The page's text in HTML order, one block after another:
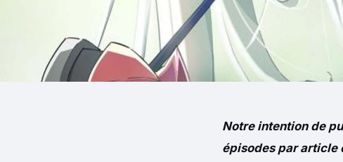
Notre intention de
épisodes par article